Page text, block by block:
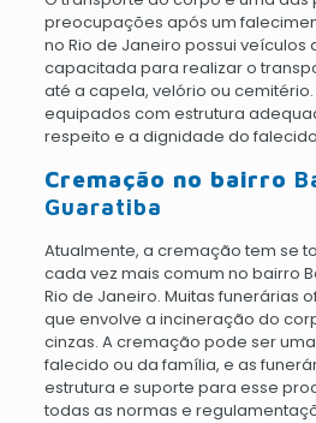
preocupações após um
no Rio de Janeiro possui
capacitada para realizar o
até a capela, velório ou cemitério.
equipados com estrutura
respeito e a dignidade do
Cremação no bairro
Guaratiba
Atualmente, a cremação tem se
cada vez mais comum no bairro
Rio de Janeiro. Muitas funerárias
que envolve a incineração do
cinzas. A cremação pode ser
falecido ou da família, e as
estrutura e suporte para esse
todas as normas e